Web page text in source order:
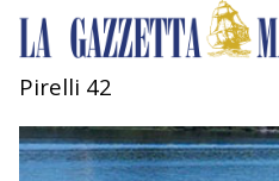
MOBILITÀ
Pirelli 42